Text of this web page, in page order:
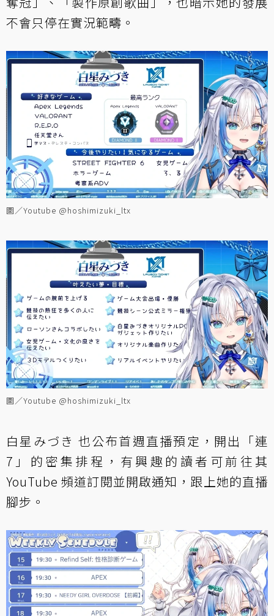
不會只停在實況範疇。
圖／Youtube @hoshimizuki_ltx
圖／Youtube @hoshimizuki_ltx
白星みづき 也公布首週直播預定，開出「連
7」的密集排程，有興趣的讀者可前往其
YouTube 頻道訂閱並開啟通知，跟上她的直播
腳步。